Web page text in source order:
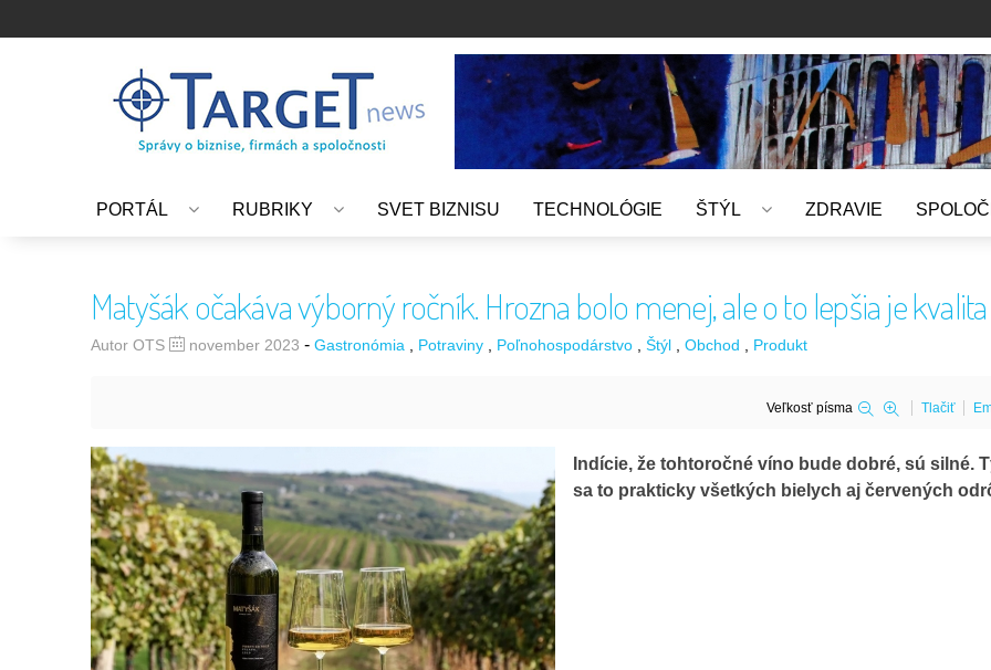
PORTÁL RUBRIKY SVET BIZNISU TECHNOLÓGIE ŠTÝL ZDRAVIE
Matyšák očakáva výborný ročník. Hrozna bolo menej, ale o to lepšia je kvalita
Autor OTS november 2023 - Gastronómia Potraviny Poľnohospodárstvo Štýl Obchod Produkt
Veľkosť písma Tlačiť
Indície, že tohtoročné víno bude dobré, sú silné.
sa to prakticky všetkých bielych aj červených